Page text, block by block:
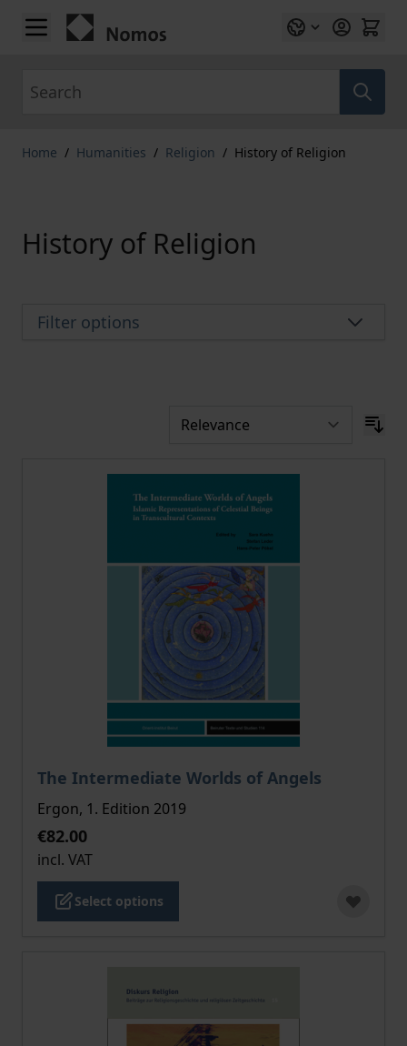
Skip to Content
Home / Humanities / Religion / History of Religion
History of Religion
Filter options
The Intermediate Worlds of Angels
The price depends on the options chosen on the
Ergon, 1. Edition 2019
€82.00
incl. VAT
Select options